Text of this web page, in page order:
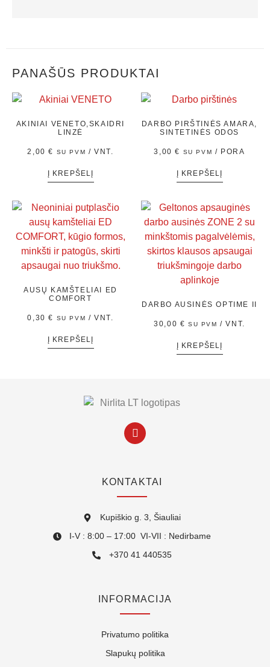
PANAŠŪS PRODUKTAI
AKINIAI VENETO,SKAIDRI
LINZĖ
2,00€ SU PVM / VNT.
Į KREPŠELĮ
DARBO PIRŠTINĖS AMARA,
SINTETINĖS ODOS
3,00€ SU PVM / PORA
Į KREPŠELĮ
AUSŲ KAMŠTELIAI ED
COMFORT
0,30€ SU PVM / VNT.
Į KREPŠELĮ
DARBO AUSINĖS OPTIME II
30,00 € SU PVM / VNT.
Į KREPŠELĮ
KONTAKTAI
Kupiškio g. 3, Šiauliai
I-V : 8:00 – 17:00 VI-VII : Nedirbame
+370 41 440535
INFORMACIJA
Privatumo politika
Slapukų politika